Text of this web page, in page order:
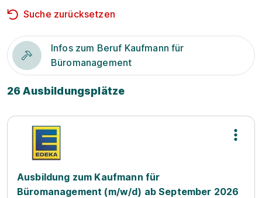
Suche zurücksetzen
Infos zum Beruf Kaufmann für
Büromanagement
26 Ausbildungsplätze
Ausbildung zum Kaufmann für
Büromanagement (m/w/d) ab September 2026